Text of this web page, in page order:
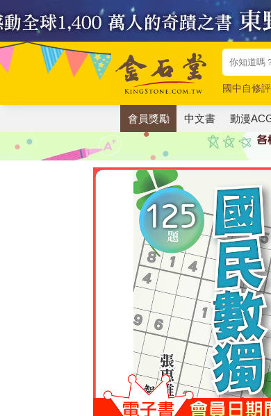
國中自修
唯紅花綻放
會員獎勵 中文書 動漫